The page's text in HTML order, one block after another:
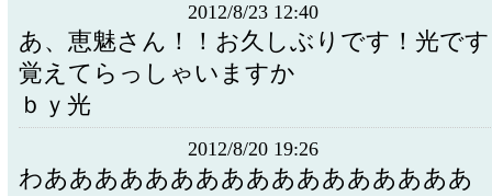
2012/8/23 12:40
あ、恵魅さん！！お久しぶりです！光で
覚えてらっしゃいますか
ｂｙ光
2012/8/20 19:26
わあああああああああああああああああ